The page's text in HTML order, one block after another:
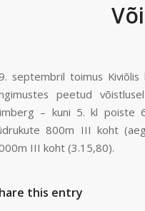
septembril toimus
peetud
– kuni 5. kl poiste
800m III koht
III koht (3.15,80).
this entry